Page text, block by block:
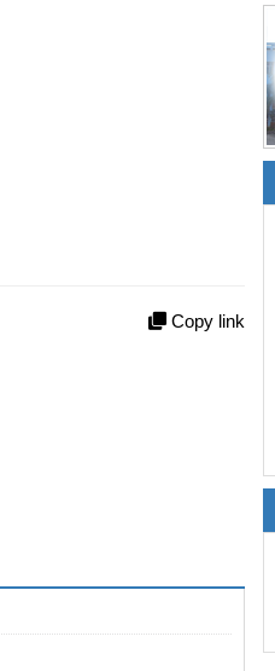
Copy link